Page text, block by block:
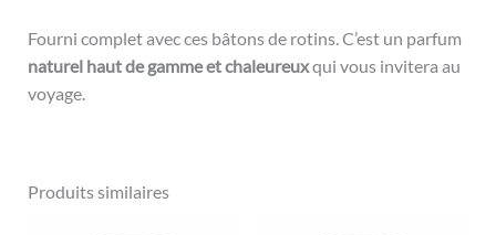
Fourni complet avec ces bâtons de rotins. C’est un parfum
naturel haut de gamme et chaleureuxqui vous invitera au
voyage.
Produits similaires